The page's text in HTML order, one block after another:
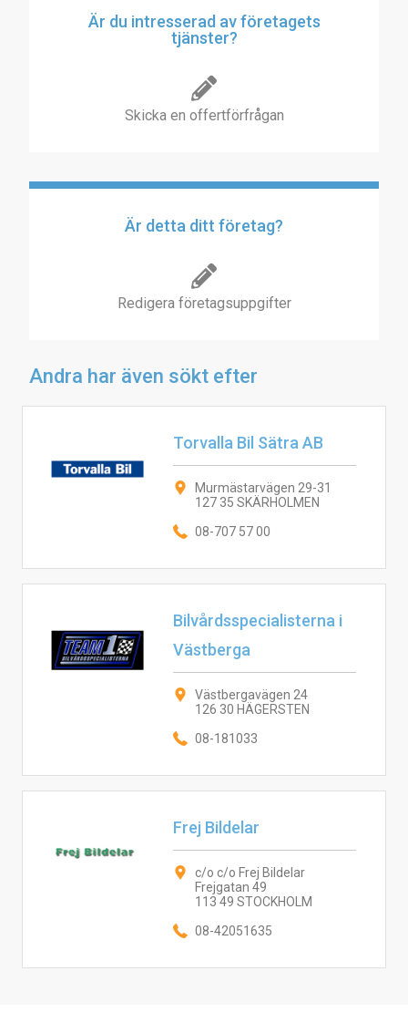
Är du intresserad av företagets
tjänster?
Skicka en offertförfrågan
Är detta ditt företag?
Redigera företagsuppgifter
Andra har även sökt efter
Torvalla Bil Sätra AB
Murmästarvägen 29-31
127 35 SKÄRHOLMEN
08-707 57 00
Bilvårdsspecialisterna i
Västberga
Västbergavägen 24
126 30 HÄGERSTEN
08-181033
Frej Bildelar
c/o c/o Frej Bildelar
Frejgatan 49
113 49 STOCKHOLM
08-42051635